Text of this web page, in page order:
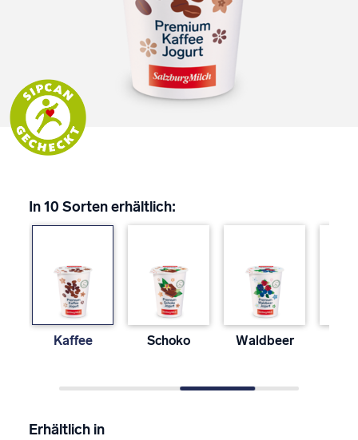
In 10 Sorten erhältlich:
Kaffee Schoko Waldbeer
Erhältlich in